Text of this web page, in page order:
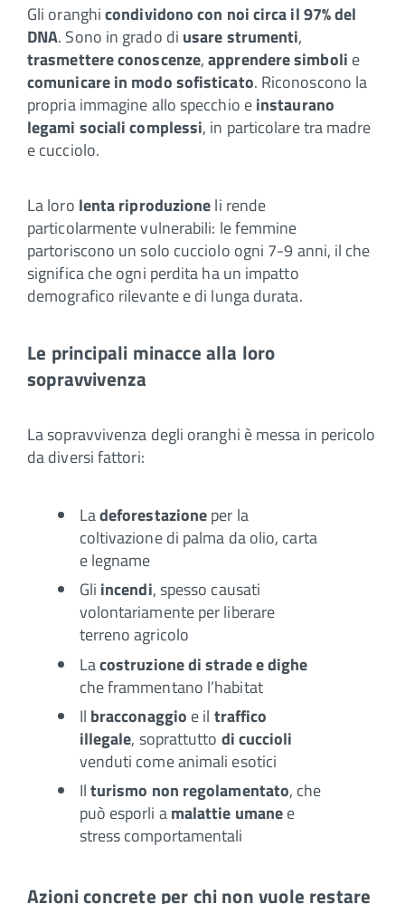
Gli oranghicondividono con noi circa il 97% del
DNA. Sono in grado di usare strumenti,
trasmettere conoscenze,apprendere simboli e
comunicare in modo sofisticato. Riconoscono la
propria immagine allo specchio einstaurano
legami sociali complessi, in particolare tra madre
e cucciolo.
La loro lenta riproduzioneli rende
particolarmente vulnerabili: le femmine
partoriscono un solo cucciolo ogni 7-9 anni, il che
significa che ogni perdita ha un impatto
demografico rilevante e di lunga durata.
Le principali minacce alla loro
sopravvivenza
La sopravvivenza degli oranghi è messa in pericolo
da diversi fattori:
Ladeforestazioneper la
coltivazione di palma da olio, carta
e legname
Gli incendi, spesso causati
volontariamente per liberare
terreno agricolo
Lacostruzione di strade e dighe
che frammentano l’habitat
Il bracconaggio e il traffico
illegale, soprattutto di cuccioli
venduti come animali esotici
Ilturismo non regolamentato, che
può esporli amalattie umanee
stress comportamentali
Azioni concrete per chi non vuole restare